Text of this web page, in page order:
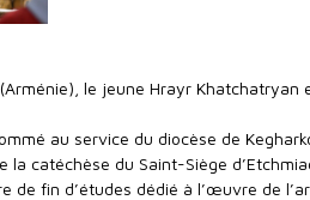
le jeune Hrayr Khatchatryan
au service du diocèse de
la catéchèse du Saint-Siège
de fin d’études dédié à l’œuvre de